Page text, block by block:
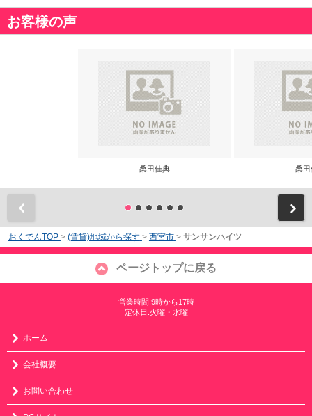
お客様の声
桑田佳典 桑田
おくでんTOP > (賃貸)地域から探す > 西宮市 > サンサンハイツ
ページトップに戻る
営業時間:9時から17時
定休日:火曜・水曜
ホーム
会社概要
お問い合わせ